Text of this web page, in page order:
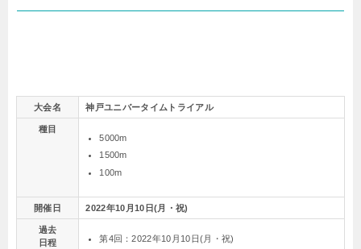
大会名 神戸ユニバータイムトライアル
種目
5000m
1500m
100m
開催日 2022年10月10日(月・祝)
過去
日程
第4回：2022年10月10日(月・祝)